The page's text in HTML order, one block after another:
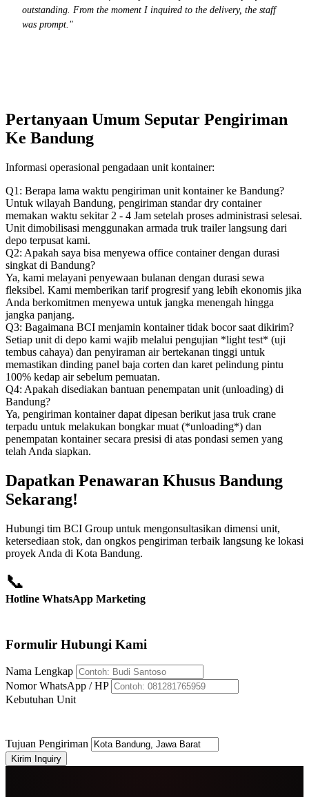
outstanding. From the moment I inquired to the delivery, the staff
was prompt."
Pertanyaan Umum Seputar Pengiriman
Ke Bandung
Informasi operasional pengadaan unit kontainer:
Q1: Berapa lama waktu pengiriman unit kontainer ke Bandung?
Untuk wilayah Bandung, pengiriman standar dry container
memakan waktu sekitar 2 - 4 Jam setelah proses administrasi selesai.
Unit dimobilisasi menggunakan armada truk trailer langsung dari
depo terpusat kami.
Q2: Apakah saya bisa menyewa office container dengan durasi
singkat di Bandung?
Ya, kami melayani penyewaan bulanan dengan durasi sewa
fleksibel. Kami memberikan tarif progresif yang lebih ekonomis jika
Anda berkomitmen menyewa untuk jangka menengah hingga
jangka panjang.
Q3: Bagaimana BCI menjamin kontainer tidak bocor saat dikirim?
Setiap unit di depo kami wajib melalui pengujian *light test* (uji
tembus cahaya) dan penyiraman air bertekanan tinggi untuk
memastikan dinding panel baja corten dan karet pelindung pintu
100% kedap air sebelum pemuatan.
Q4: Apakah disediakan bantuan penempatan unit (unloading) di
Bandung?
Ya, pengiriman kontainer dapat dipesan berikut jasa truk crane
terpadu untuk melakukan bongkar muat (*unloading*) dan
penempatan kontainer secara presisi di atas pondasi semen yang
telah Anda siapkan.
Dapatkan Penawaran Khusus Bandung
Sekarang!
Hubungi tim BCI Group untuk mengonsultasikan dimensi unit,
ketersediaan stok, dan ongkos pengiriman terbaik langsung ke lokasi
proyek Anda di Kota Bandung.
📞
Hotline WhatsApp Marketing
Formulir Hubungi Kami
Nama Lengkap
Nomor WhatsApp / HP
Kebutuhan Unit
Tujuan Pengiriman
Kirim Inquiry